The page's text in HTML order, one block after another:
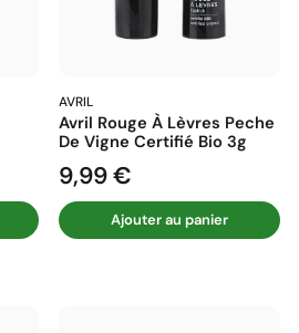
AVRIL
Avril Rouge À Lèvres Peche
De Vigne Certifié Bio 3g
Prix
9,99 €
Ajouter au panier